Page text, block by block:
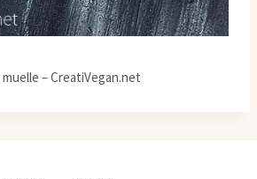
– CreatiVegan.net